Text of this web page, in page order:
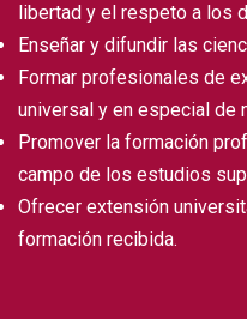
libertad y el respeto a los
Enseñar y difundir las
Formar profesionales de
universal y en especial de
Promover la formación
campo de los estudios
Ofrecer extensión
formación recibida.